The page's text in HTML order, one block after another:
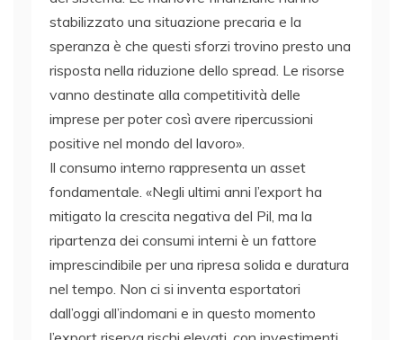
stabilizzato una situazione precaria e la
speranza è che questi sforzi trovino presto una
risposta nella riduzione dello spread. Le risorse
vanno destinate alla competitività delle
imprese per poter così avere ripercussioni
positive nel mondo del lavoro».
Il consumo interno rappresenta un asset
fondamentale. «Negli ultimi anni l’export ha
mitigato la crescita negativa del Pil, ma la
ripartenza dei consumi interni è un fattore
imprescindibile per una ripresa solida e duratura
nel tempo. Non ci si inventa esportatori
dall’oggi all’indomani e in questo momento